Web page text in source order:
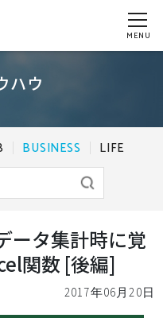
MENU
ハウ
BUSINESS LIFE
ータ集計時に覚
関数 [後編]
2017年06月20日